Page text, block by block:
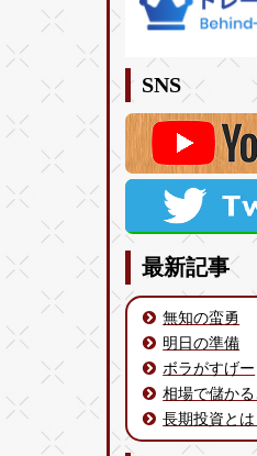
SNS
最新記事
無知の蛮勇
明日の準備
ボラがすげー
相場で儲かる
長期投資とは